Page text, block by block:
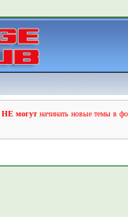
НЕ могутначинать новые темы в